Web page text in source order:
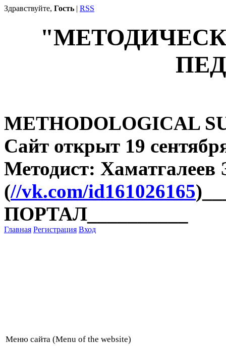
Здравствуйте, Гость | RSS
METHODOLOGICAL
Сайт открыт 19
Методист:
(//vk.com/id161026165
ПОРТАЛ__________
Главная Регистрация Вход
Меню сайта (Menu of the website)